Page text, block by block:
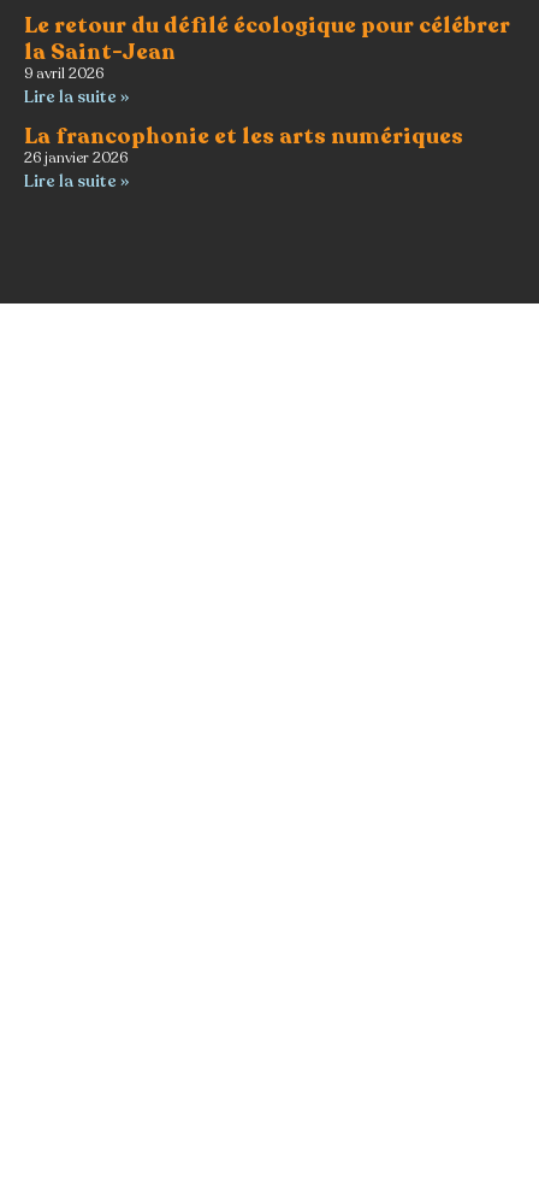
Le retour du défilé écologique pour célébrer
la Saint-Jean
9 avril 2026
Lire la suite »
La francophonie et les arts numériques
26 janvier 2026
Lire la suite »